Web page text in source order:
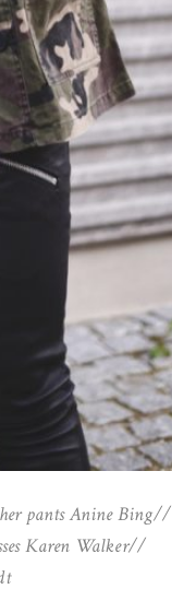
pants Anine Bing//
Karen Walker//